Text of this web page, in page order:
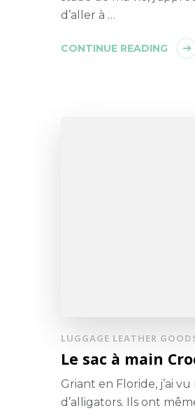
d’aller à …
CONTINUE READING
LUGGAGE LEATHER
Le sac à main
Griant en Floride, j’ai
d’alligators. Ils ont